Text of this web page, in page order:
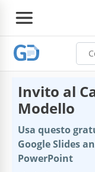
Invito al
Modello
Usa questo
Google Slides
PowerPoint